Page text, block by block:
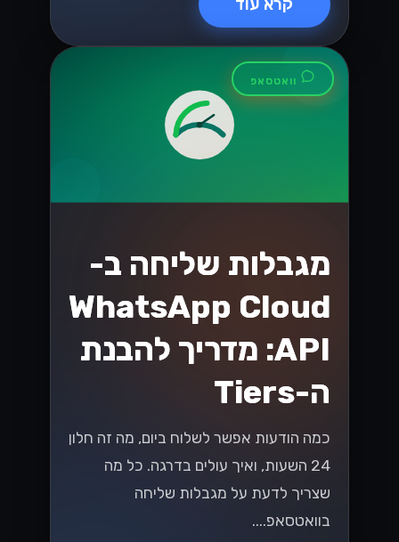
יכולים לשנות את כללי המשחק עבור
עסקים. גלו כיצד להתכונן ולהפיק את
המיטב מהחוקים החדשים!...
19 ביולי 2026 • 5 דק׳ קריאה
קרא עוד
UX/UI
למה עסקים